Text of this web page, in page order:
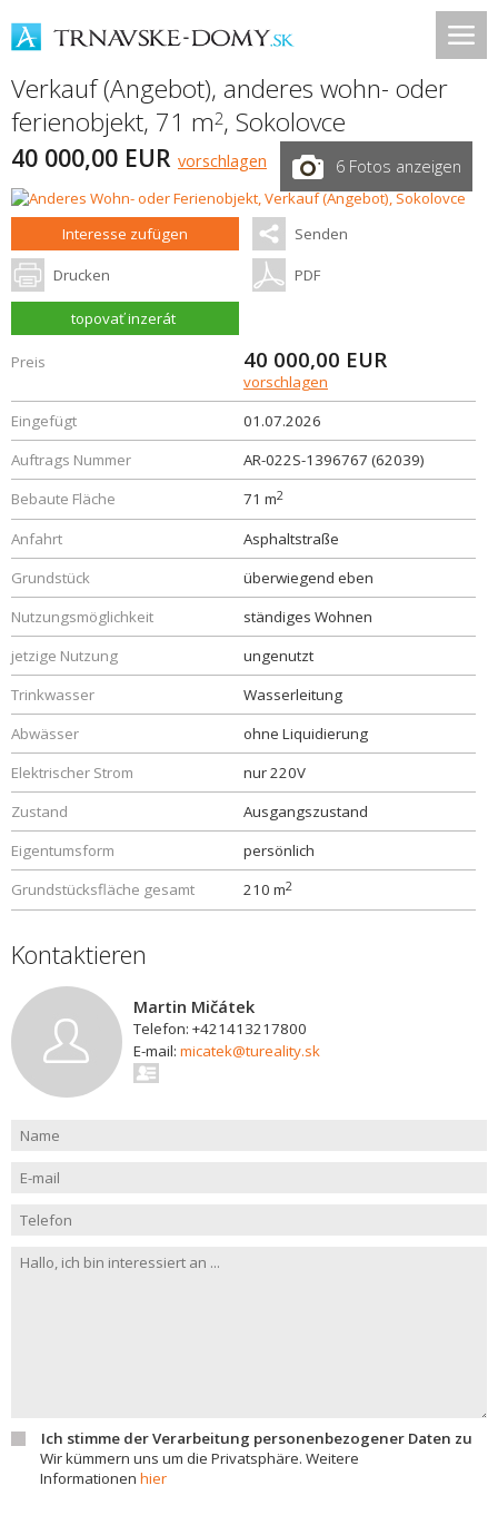
Verkauf (Angebot), anderes wohn- oder
ferienobjekt, 71 m2, Sokolovce
40 000,00 EUR vorschlagen 6 Fotos anzeigen
Interesse zufügen Senden
Drucken PDF
topovať inzerát
Preis 40 000,00 EUR
vorschlagen
Eingefügt
01.07.2026
Auftrags Nummer
AR-022S-1396767 (62039)
Bebaute Fläche
71 m2
Anfahrt
Asphaltstraße
Grundstück
überwiegend eben
Nutzungsmöglichkeit
ständiges Wohnen
jetzige Nutzung
ungenutzt
Trinkwasser
Wasserleitung
Abwässer
ohne Liquidierung
Elektrischer Strom
nur 220V
Zustand
Ausgangszustand
Eigentumsform
persönlich
Grundstücksfläche gesamt
210 m2
Kontaktieren
Martin Mičátek
Telefon: +421413217800
E-mail: micatek@tureality.sk
Ich stimme der Verarbeitung personenbezogener Daten zu
Wir kümmern uns um die Privatsphäre. Weitere
Informationen hier